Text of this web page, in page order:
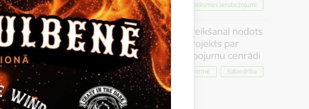
Projekti
Sabiedrība Satiksmes ierobežojumi
Iedzīvotāju viedokļa izteikšanai nodots
saistošo noteikumu projekts par
tūrisma maksas pakalpojumu cenrādi
30.07.2026. Pašvaldība informē Sabiedrība